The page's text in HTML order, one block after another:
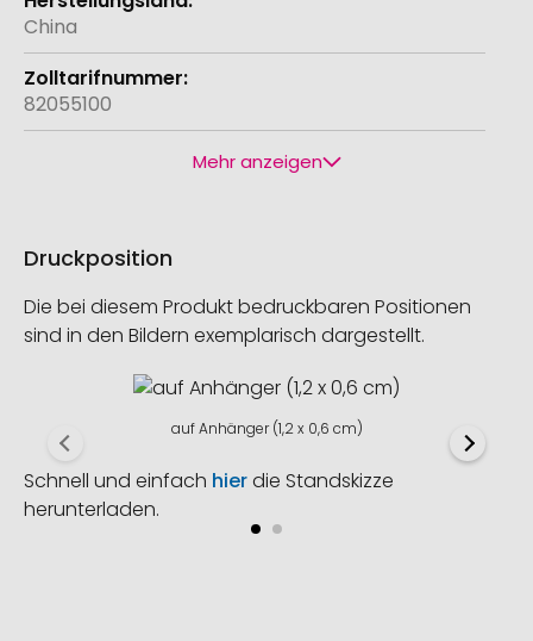
China
82055100
Mehr anzeigen
Druckposition
Die bei diesem Produkt bedruckbaren Positionen
sind in den Bildern exemplarisch dargestellt.
auf Anhänger (1,2 x 0,6 cm)
Schnell und einfach hierdie Standskizze
herunterladen.